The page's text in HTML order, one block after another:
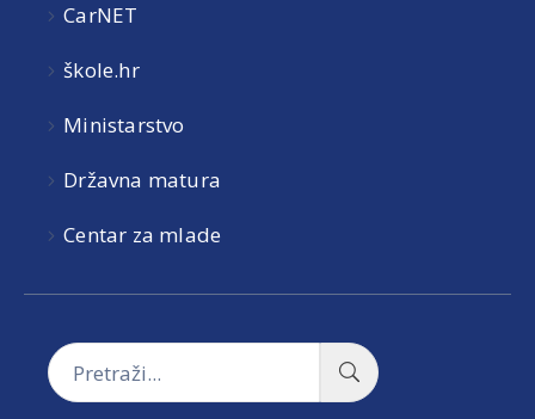
CarNET
škole.hr
Ministarstvo
Državna matura
Centar za mlade